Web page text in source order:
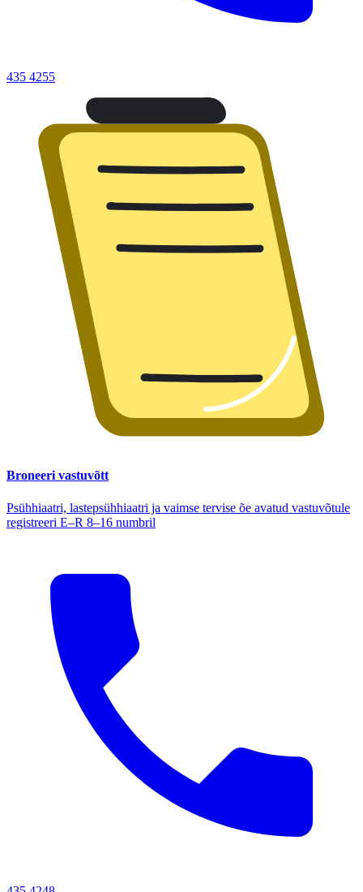
435 4255
Broneeri vastuvõtt
Psühhiaatri, lastepsühhiaatri ja vaimse tervise õe avatud vastuvõtule
registreeri E–R 8–16 numbril